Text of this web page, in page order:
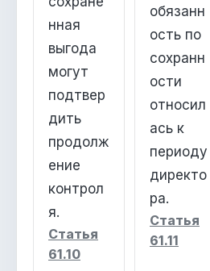
нная
выгода
могут
подтвер
дить
продолж
ение
контрол
я.
Статья
61.10
обязанн
ость по
сохранн
ости
относил
ась к
периоду
директо
ра.
Статья
61.11